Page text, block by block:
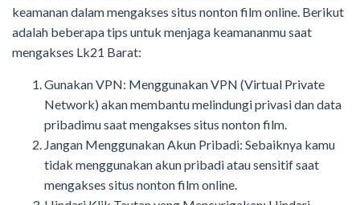
keamanan dalam mengakses situs nonton film online. Berikut
adalah beberapa tips untuk menjaga keamananmu saat
mengakses Lk21 Barat:
Gunakan VPN: Menggunakan VPN (Virtual Private
Network) akan membantu melindungi privasi dan data
pribadimu saat mengakses situs nonton film.
Jangan Menggunakan Akun Pribadi: Sebaiknya kamu
tidak menggunakan akun pribadi atau sensitif saat
mengakses situs nonton film online.